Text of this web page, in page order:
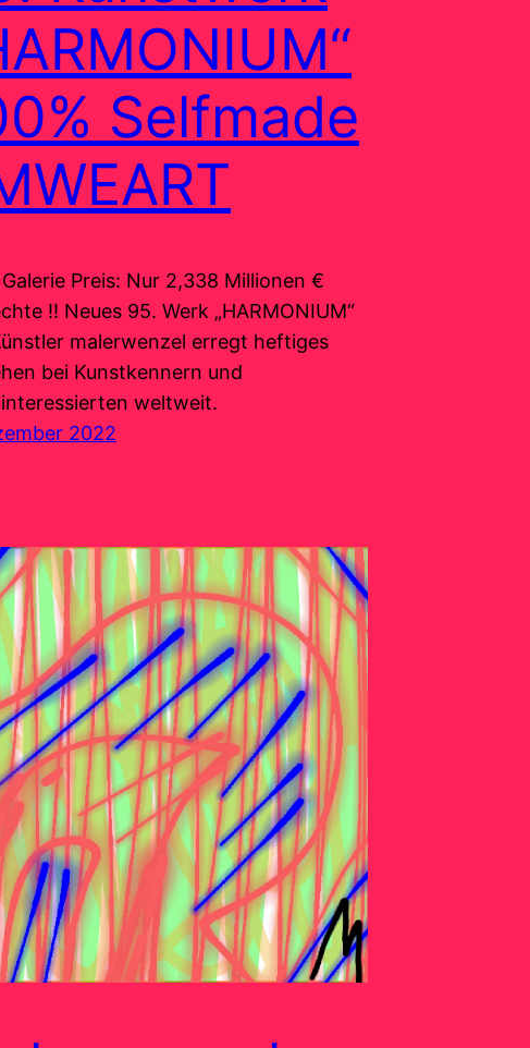
Selfmade
Preis: Nur 2,338 Millionen €
!! Neues 95. Werk „HARMONIUM“
malerwenzel erregt heftiges
bei Kunstkennern und
weltweit.
2022